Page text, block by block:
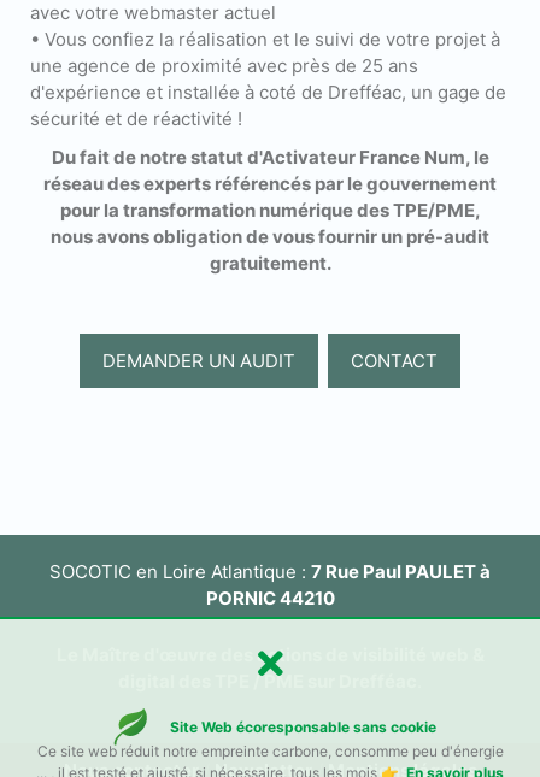
avec votre webmaster actuel
• Vous confiez la réalisation et le suivi de votre projet à
une agence de proximité avec près de 25 ans
d'expérience et installée à coté de Drefféac, un gage de
sécurité et de réactivité !
Du fait de notre statut d'Activateur France Num, le
réseau des experts référencés par le gouvernement
pour la transformation numérique des TPE/PME,
nous avons obligation de vous fournir un pré-audit
gratuitement.
DEMANDER UN AUDIT CONTACT
Site Web écoresponsable sans cookie
Ce site web réduit notre empreinte carbone, consomme peu d'énergie
... , il est testé et ajusté, si nécessaire, tous les mois 👉 En savoir plus
SOCOTIC en Loire Atlantique : 7 Rue Paul PAULET à
PORNIC 44210
Le Maître d'œuvre des actions de visibilité web &
digital des TPE / PME sur Drefféac
Nous contacter/Newsletter/Mentions légales